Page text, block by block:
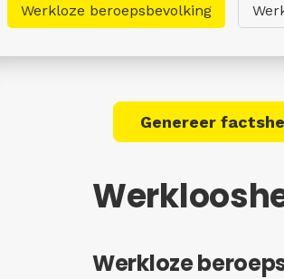
Werkloze beroepsbevolking
Genereer
Werkloze